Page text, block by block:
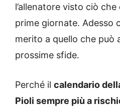
l’allenatore visto ciò
prime giornate. Adesso
merito a quello che può
prossime sfide.
Perché il calendario
Pioli sempre più a